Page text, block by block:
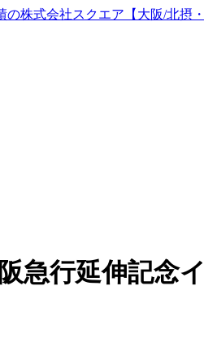
急行延伸記念